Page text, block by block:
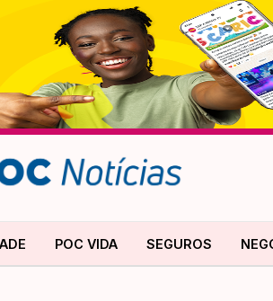
POC VIDA SEGUROS